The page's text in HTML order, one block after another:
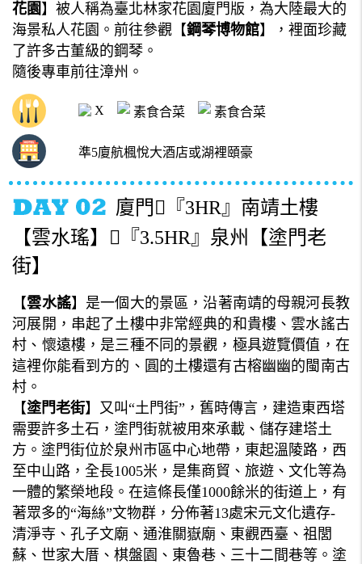
花園 】被人稱為臺北林家花園廈門版，為大陸最大的
海景私人花園。前往參觀【鋼琴博物館】，裡面珍藏
了許多古董級的鋼琴。
隨後專車前往漳州。
X 素食合菜 素食合菜
準5廈航楓悅大酒店或湖裡頤豪
廈門『3HR』南靖土樓
【雲水瑤】『3.5HR』泉州【塗門老
街】
【雲水謠】是一個大的景區，沿著南靖的母親河長教
河展開，串起了土樓中非常經典的和貴樓、雲水謠古
村、懷遠樓，是三種不同的景觀，極具遊覽價值，在
這裡你能看到方的、圓的土樓還有古榕幽幽的閩南古
村。
【塗門老街】又叫“土門街”，舊時傳言，建造東西塔
需要許多土石，塗門街就被用來承載、儲存建塔土
方。塗門街位於泉州市區中心地帶，東起溫陵路，西
至中山路，全長1005米，是集商貿、旅遊、文化等為
一體的繁榮地段。在這條長僅1000餘米的街道上，有
著眾多的“海絲”文物群，分佈著13處宋元文化遺存-
清淨寺、孔子文廟、通淮關嶽廟、東觀西臺、祖閭
蘇、世家大厝、棋盤園、東魯巷、三十二間巷等。塗